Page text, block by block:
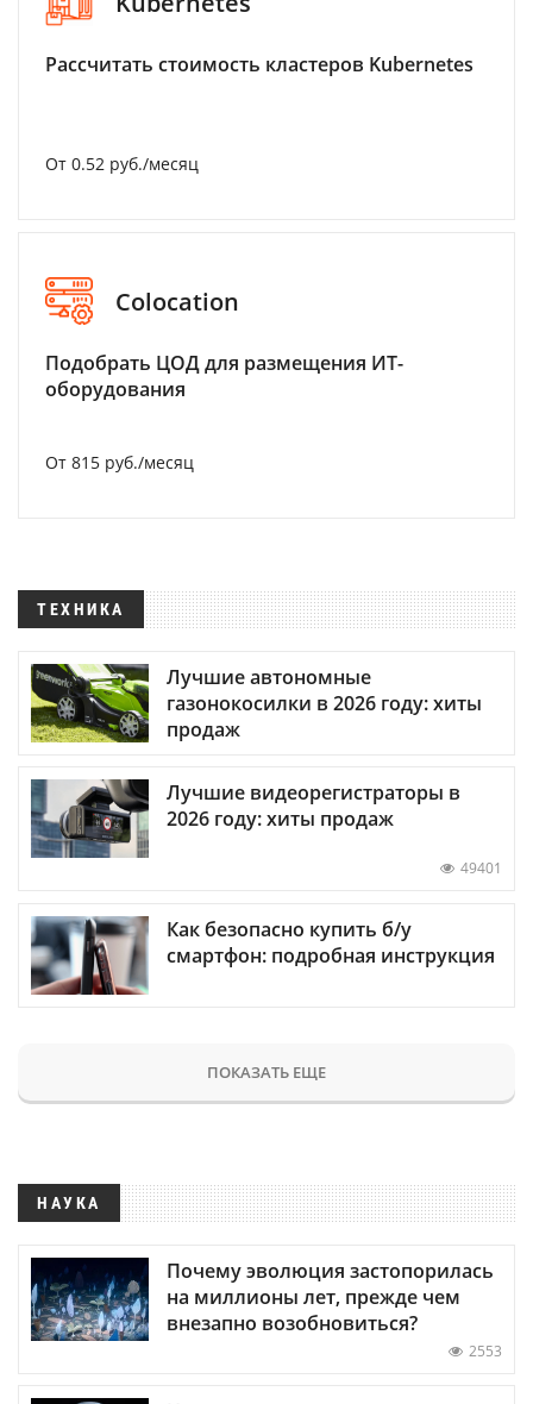
Рассчитать стоимость кластеров Kubernetes
От 0.52 руб./месяц
Colocation
Подобрать ЦОД для размещения ИТ-
оборудования
От 815 руб./месяц
ТЕХНИКА
Лучшие автономные
газонокосилки в 2026 году: хиты
продаж
Лучшие видеорегистраторы в
2026 году: хиты продаж
49401
Как безопасно купить б/у
смартфон: подробная инструкция
ПОКАЗАТЬ ЕЩЕ
НАУКА
Почему эволюция застопорилась
на миллионы лет, прежде чем
внезапно возобновиться?
2553